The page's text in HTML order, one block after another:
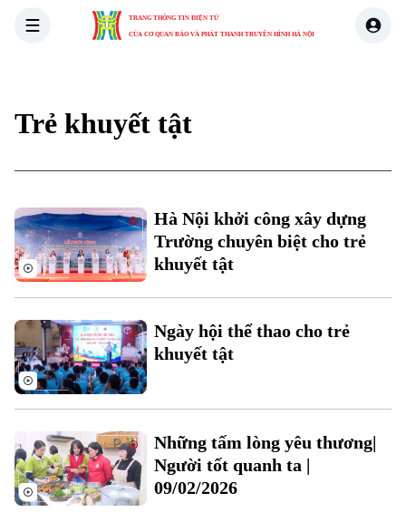
TRANG THÔNG TIN ĐIỆN TỬ
CỦA CƠ QUAN BÁO VÀ PHÁT THANH TRUYỀN HÌNH HÀ NỘI
Xu hướng
Chuyên mục
Thời sự
Hà Nội
Hà Nội
Trẻ khuyết tật
Hà Nội khởi công xây dựng
Trường chuyên biệt cho trẻ
khuyết tật
Ngày hội thể thao cho trẻ
khuyết tật
Những tấm lòng yêu thương|
Người tốt quanh ta |
09/02/2026